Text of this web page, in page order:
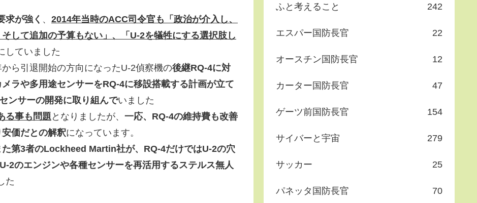
求が強く 、 2014年当時のACC司令官も「政治が介入し、
して追加の予算もない」、「U-2を犠牲にする選択肢し
していました
ら引退開始の方向になったU-2偵察機の後継RQ-4に対
ラや多用途センサーをRQ-4に移設搭載する計画が立て
ンサーの開発に取り組んでいました
る事も問題 となりましたが、 一応、RQ-4の維持費も改善
価だとの解釈になっています。
第3者のLockheed Martin社が、RQ-4だけではU-2の穴
2のエンジンや各種センサーを再活用するステルス無人
た
ふと考えること 242
エスパー国防長官 22
オースチン国防長官 12
カーター国防長官 47
ゲーツ前国防長官 154
サイバーと宇宙 279
サッカー 25
パネッタ国防長官 70